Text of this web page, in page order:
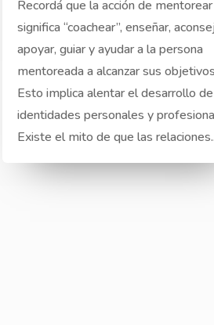
Recordá que la acción de mentorear
significa “coachear”, enseñar,
apoyar, guiar y ayudar a la persona
mentoreada a alcanzar sus
Esto implica alentar el desarrollo
identidades personales y
Existe el mito de que las